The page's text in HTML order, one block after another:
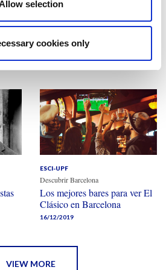
selection
cookies only
Descubrir Barcelona
con personalidad
13/01/2020
ESCI-UPF
Descubrir Barcelona
Los mejores bares para ver El
Clásico en Barcelona
16/12/2019
VIEW MORE